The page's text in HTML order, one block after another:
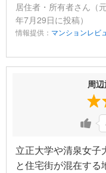
居住者・所有者さん（
年7月29日に投稿）
情報提供： マンションレビ
周
立正大学や清泉女子
と住宅街が混在する